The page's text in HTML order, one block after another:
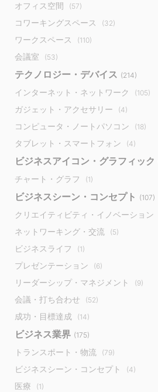
オフィス空間 (57)
コワーキングスペース (32)
ワークスペース (110)
会議室 (53)
テクノロジー・デバイス (214)
インターネット・ネットワーク (105)
ガジェット・アクセサリー (4)
コンピュータ・ノートパソコン (18)
タブレット・スマートフォン (4)
ビジネスアイコン・グラフィック
チャート・グラフ (1)
ビジネスシーン・コンセプト (107)
クリエイティビティ・イノベーション
ネットワーキング・交流 (5)
ビジネスライフ (1)
プレゼンテーション (6)
リーダーシップ・マネジメント (9)
会議・打ち合わせ (52)
成功・目標達成 (14)
ビジネス業界 (175)
トランスポート・物流 (79)
ビジネスシーン・コンセプト (4)
医療 (1)